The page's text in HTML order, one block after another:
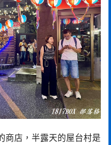
商店，半露天的屋台村是